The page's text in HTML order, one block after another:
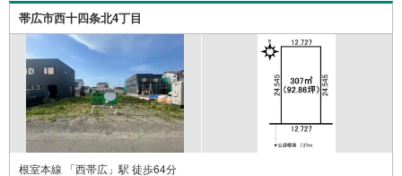
帯広市西十四条北4丁目
根室本線 「西帯広」駅 徒歩64分